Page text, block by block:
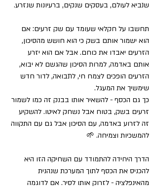
שנביא לעולם, בעסקים שנקים, ברעיונות שנזרע.
תחשבו על חקלאי שעומד עם שק זרעים: אם
הוא ישמור אותם בשק כי הוא חושש מהסיכון,
הזרעים יאבדו את כוחם. אבל אם הוא יזרע
אותם באדמה, למרות הסיכון שהגשם לא יבוא,
הזרעים הופכים לצמח חי, לתבואה, לדור חדש
שימשיך את המעגל.
כך גם הכסף - להשאיר אותו בבנק זה כמו לשמור
זרעים בשק, בטוח אבל נשחק לאיטו. להשקיע
זה לזרוע באדמה, עם הסיכון אבל גם עם התקווה
להמשכיות וצמיחה. 🌱
הדרך היחידה להתמודד עם השחיקה הזו היא
להכניס את הכסף לתוך המערכת שנהנית
מהאינפלציה - לזרוק אותו לסיר. אם לדוגמה